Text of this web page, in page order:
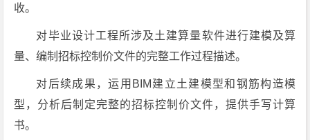
收。
对毕业设计工程所涉及土建算量软件进行建模及算
量、编制招标控制价文件的完整工作过程描述。
对后续成果，运用BIM建立土建模型和钢筋构造模
型，分析后制定完整的招标控制价文件，提供手写计算
书。